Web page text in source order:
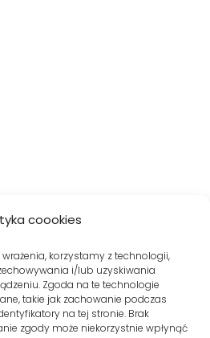
coookies
korzystamy z technologii,
i/lub uzyskiwania
Zgoda na te technologie
takie jak zachowanie podczas
na tej stronie. Brak
zgody może niekorzystnie wpłynąć